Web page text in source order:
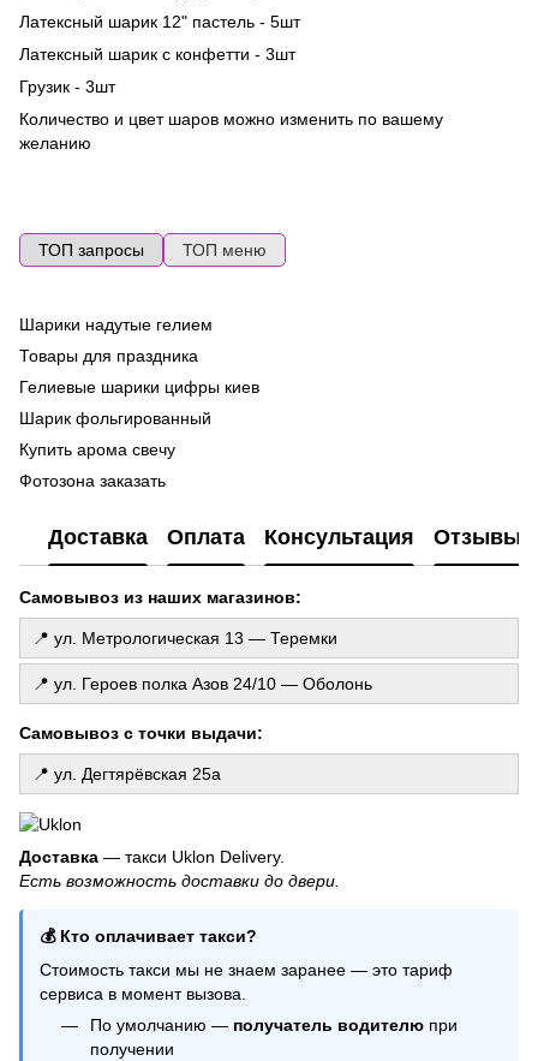
Латексный шарик 12" пастель - 5шт
Латексный шарик с конфетти - 3шт
Грузик - 3шт
Количество и цвет шаров можно изменить по вашему
желанию
ТОП запросы ТОП меню
Шарики надутые гелием
Товары для праздника
Гелиевые шарики цифры киев
Шарик фольгированный
Купить арома свечу
Фотозона заказать
Шарики в коробке
Шарики майнкрафт
Шарик для гендер пати
Фольгированные фигуры
Гирлянда из бумаги
Шторка из дождика
Праздничная одноразовая посуда
Купить свечи на торт
Шарики латексные
Подарочный набор свечей
Колпачки на день рождения купить
Гелиевые шарики с конфетти
Свеча купить киев
Свеча с тайной надписью
Доставка Оплата Консультация Отзывы
Самовывоз из наших магазинов:
📍 ул. Метрологическая 13 — Теремки
📍 ул. Героев полка Азов 24/10 — Оболонь
Самовывоз с точки выдачи:
📍 ул. Дегтярёвская 25а
Доставка — такси Uklon Delivery.
Есть возможность доставки до двери.
💰 Кто оплачивает такси?
Стоимость такси мы не знаем заранее — это тариф
сервиса в момент вызова.
По умолчанию — получатель водителю при
получении